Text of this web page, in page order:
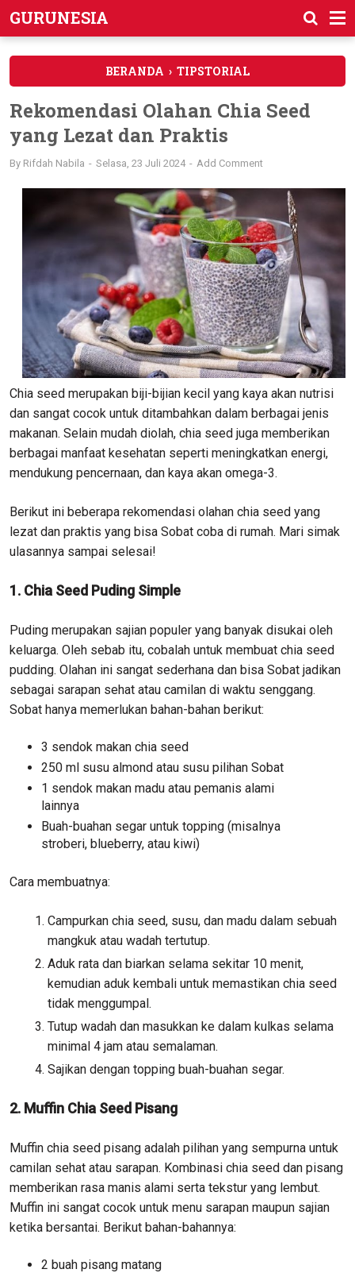
GURUNESIA
BERANDA › TIPSTORIAL
Rekomendasi Olahan Chia Seed
yang Lezat dan Praktis
By Rifdah Nabila Selasa, 23 Juli 2024 Add Comment
Chia seed merupakan biji-bijian kecil yang kaya akan nutrisi
dan sangat cocok untuk ditambahkan dalam berbagai jenis
makanan. Selain mudah diolah, chia seed juga memberikan
berbagai manfaat kesehatan seperti meningkatkan energi,
mendukung pencernaan, dan kaya akan omega-3.
Berikut ini beberapa rekomendasi olahan chia seed yang
lezat dan praktis yang bisa Sobat coba di rumah. Mari simak
ulasannya sampai selesai!
1. Chia Seed Puding Simple
Puding merupakan sajian populer yang banyak disukai oleh
keluarga. Oleh sebab itu, cobalah untuk membuat chia seed
pudding. Olahan ini sangat sederhana dan bisa Sobat jadikan
sebagai sarapan sehat atau camilan di waktu senggang.
Sobat hanya memerlukan bahan-bahan berikut:
3 sendok makan chia seed
250 ml susu almond atau susu pilihan Sobat
1 sendok makan madu atau pemanis alami
lainnya
Buah-buahan segar untuk topping (misalnya
stroberi, blueberry, atau kiwi)
Cara membuatnya:
Campurkan chia seed, susu, dan madu dalam sebuah
mangkuk atau wadah tertutup.
Aduk rata dan biarkan selama sekitar 10 menit,
kemudian aduk kembali untuk memastikan chia seed
tidak menggumpal.
Tutup wadah dan masukkan ke dalam kulkas selama
minimal 4 jam atau semalaman.
Sajikan dengan topping buah-buahan segar.
2. Muffin Chia Seed Pisang
Muffin chia seed pisang adalah pilihan yang sempurna untuk
camilan sehat atau sarapan. Kombinasi chia seed dan pisang
memberikan rasa manis alami serta tekstur yang lembut.
Muffin ini sangat cocok untuk menu sarapan maupun sajian
ketika bersantai. Berikut bahan-bahannya:
2 buah pisang matang